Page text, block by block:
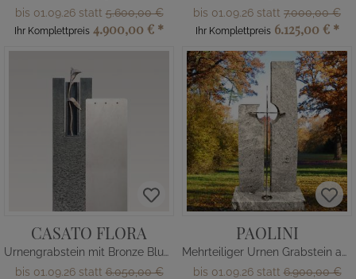
bis 01.09.26 statt5.600,00 €
Ihr Komplettpreis 4.900,00 € *
bis 01.09.26 statt 7.000,00 €
Ihr Komplettpreis 6.125,00 € *
CASATO FLORA
Urnengrabstein mit Bronze Blume
bis 01.09.26 statt6.050,00 €
PAOLINI
Mehrteiliger Urnen Grabstein aus Granit mit Edelstahl Kreuz
bis 01.09.26 statt6.900,00 €